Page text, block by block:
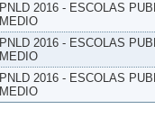
PNLD 2016 - ESCOLAS
MEDIO
PNLD 2016 - ESCOLAS
MEDIO
PNLD 2016 - ESCOLAS
MEDIO